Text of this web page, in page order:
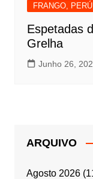
FRANGO,
Espetadas
Grelha
Junho 26,
ARQUIVO
Agosto 2026